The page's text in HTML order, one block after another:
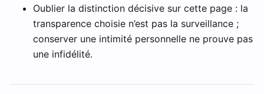
Oublier la distinction décisive sur cette page : la
transparence choisie n’est pas la surveillance ;
conserver une intimité personnelle ne prouve pas
une infidélité.